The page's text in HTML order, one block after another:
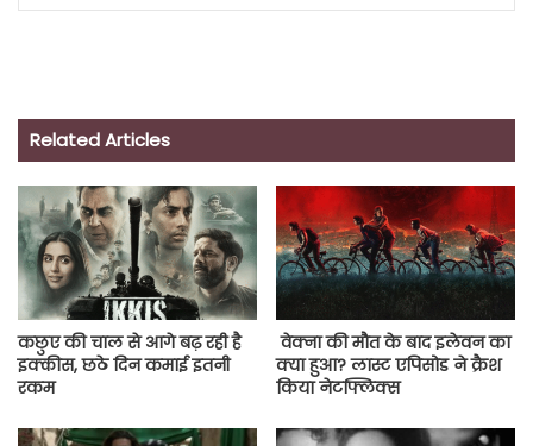
Related Articles
कछुए की चाल से आगे बढ़ रही है
इक्कीस, छठे दिन कमाई इतनी
रकम
वेक्ना की मौत के बाद इलेवन का
क्या हुआ? लास्ट एपिसोड ने क्रैश
किया नेटफ्लिक्स